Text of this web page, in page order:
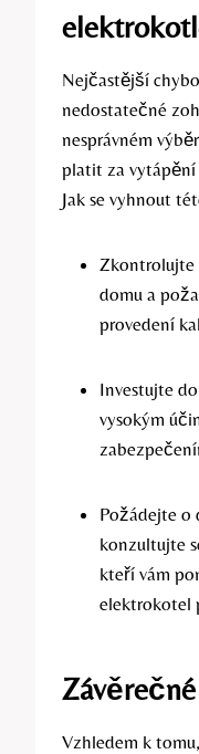
Nejčastější
nedostatečné
nesprávném
platit za vytápění
Jak se vyhnout
Zkontrolujte
domu a‌
provedení
Investujte
vysokým
Požádejte o⁤
konzultujte
kteří vám
elektrokotel
Vzhledem k